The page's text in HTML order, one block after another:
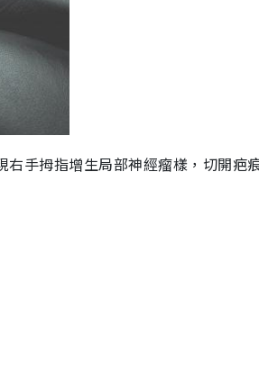
手拇指增生局部神經瘤樣， 切開疤